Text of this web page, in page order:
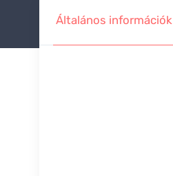
Általános információk